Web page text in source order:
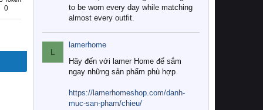
0
to be worn every day while matching
almost every outfit.
L
lamerhome
Hãy đến với lamer Home để sắm
ngay những sản phẩm phù hợp
https://lamerhomeshop.com/danh-
muc-san-pham/chieu/